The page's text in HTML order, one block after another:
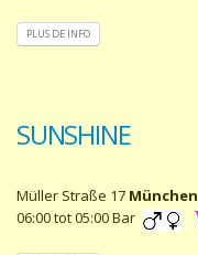
PLUS DE INFO
SUNSHINE
Müller Straße 17 München
06:00 tot 05:00 Bar